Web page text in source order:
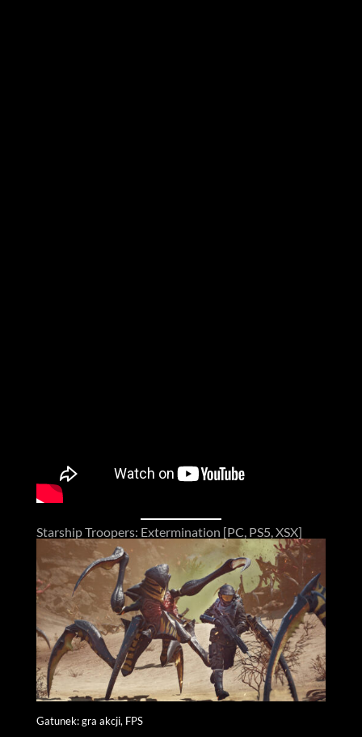
Starship Troopers: Extermination [PC, PS5, XSX]
Gatunek: gra akcji, FPS